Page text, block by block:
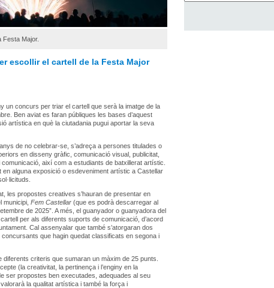
Festa Major.
escollir el cartell de la Festa Major
un concurs per triar el cartell que serà la imatge de la
Ben aviat es faran públiques les bases d’aquest
artística en què la ciutadania pugui aportar la seva
de no celebrar-se, s’adreça a persones titulades o
en disseny gràfic, comunicació visual, publicitat,
així com a estudiants de batxillerat artístic.
alguna exposició o esdeveniment artístic a Castellar
les propostes creatives s’hauran de presentar en
municipi, Fem Castellar (que es podrà descarregar al
de 2025”. A més, el guanyador o guanyadora del
per als diferents suports de comunicació, d’acord
Cal assenyalar que també s’atorgaran dos
que hagin quedat classificats en segona i
diferents criteris que sumaran un màxim de 25 punts.
(la creativitat, la pertinença i l’enginy en la
ser propostes ben executades, adequades al seu
la qualitat artística i també la força i